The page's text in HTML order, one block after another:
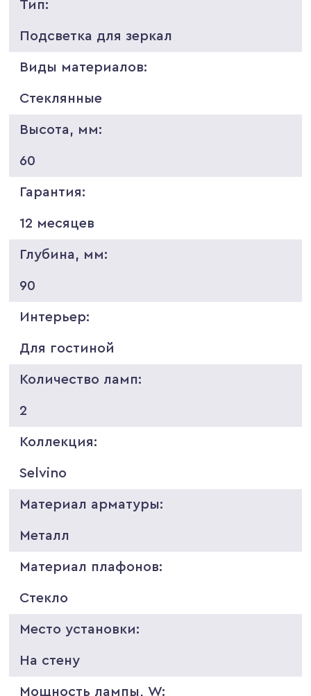
Тип:
Подсветка для зеркал
Виды материалов:
Стеклянные
Высота, мм:
60
Гарантия:
12 месяцев
Глубина, мм:
90
Интерьер:
Для гостиной
Количество ламп:
2
Коллекция:
Selvino
Материал арматуры:
Металл
Материал плафонов:
Стекло
Место установки:
На стену
Мощность лампы, W: